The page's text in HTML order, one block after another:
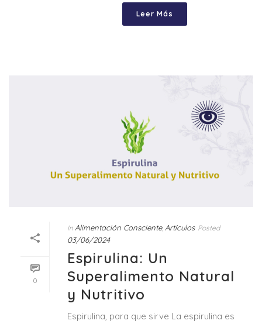
Leer Más
0
In Alimentación Consciente, Artículos Posted
03/06/2024
Espirulina: Un
Superalimento Natural
y Nutritivo
Espirulina, para que sirve La espirulina es